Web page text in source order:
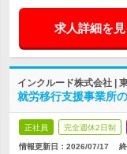
求人詳細を見
インクルード株式会社 |
就労移行支援事業所
正社員 完全週休2日制
情報更新日：2026/07/17